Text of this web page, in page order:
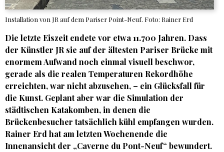
Installation von JR auf dem Pariser Point-Neuf. Foto: Rainer Erd
Die letzte Eiszeit endete vor etwa 11.700 Jahren. Dass
der Künstler JR sie auf der ältesten Pariser Brücke mit
enormem Aufwand noch einmal visuell beschwor,
gerade als die realen Temperaturen Rekordhöhe
erreichten, war nicht abzusehen, – ein Glücksfall für
die Kunst. Geplant aber war die Simulation der
städtischen Katakomben, in denen die
Brückenbesucher tatsächlich kühl empfangen wurden.
Rainer Erdhat am letzten Wochenende die
Innenansicht der „Caverne du Pont-Neuf“ bewundert.